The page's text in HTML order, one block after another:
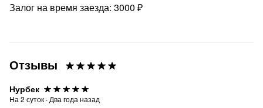
Залог на время заезда: 3000 ₽
Отзывы
Нурбек
На 2 суток · Два года назад